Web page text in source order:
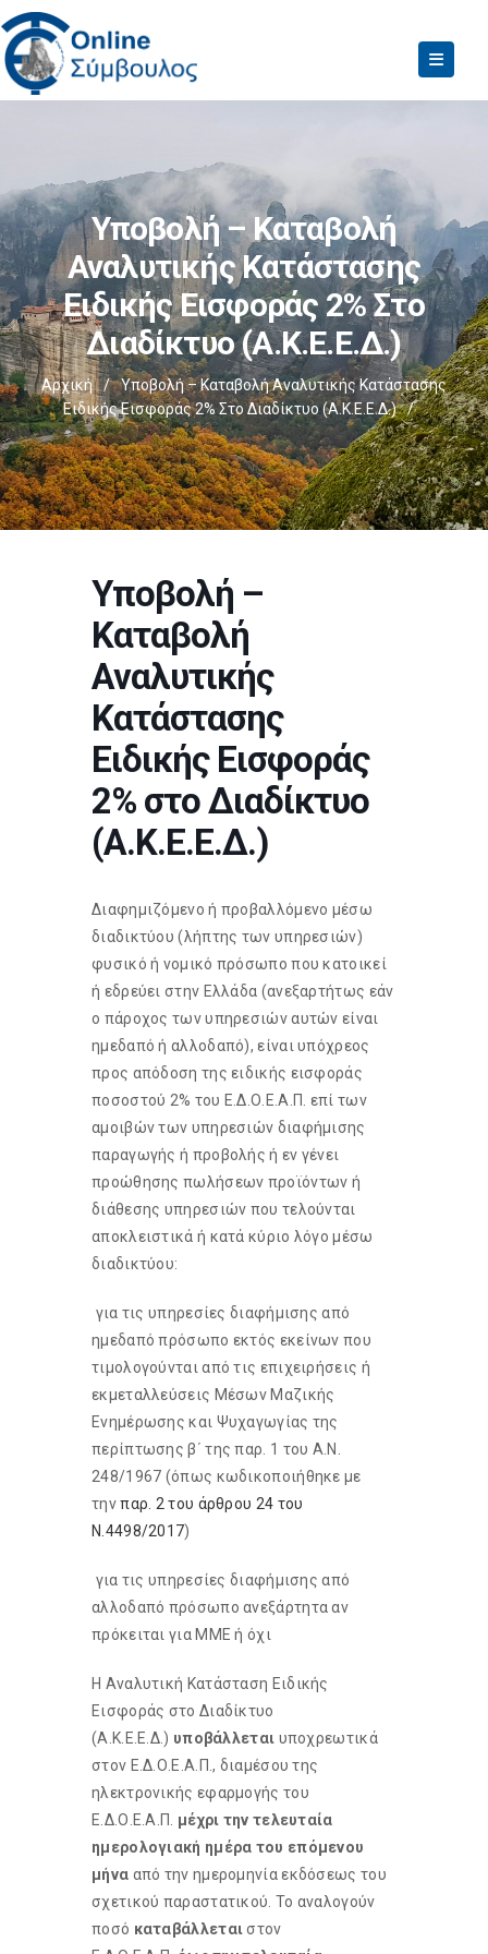
Υποβολή – Καταβολή
Αναλυτικής Κατάστασης
Ειδικής Εισφοράς 2% Στο
Διαδίκτυο (Α.Κ.Ε.Ε.Δ.)
Αρχική /
Υποβολή – Καταβολή Αναλυτικής Κατάστασης
Ειδικής Εισφοράς 2% Στο Διαδίκτυο (Α.Κ.Ε.Ε.Δ.)
/
Υποβολή –
Καταβολή
Αναλυτικής
Κατάστασης
Ειδικής Εισφοράς
2% στο Διαδίκτυο
(Α.Κ.Ε.Ε.Δ.)
Διαφημιζόμενο ή προβαλλόμενο μέσω
διαδικτύου (λήπτης των υπηρεσιών)
φυσικό ή νομικό πρόσωπο που κατοικεί
ή εδρεύει στην Ελλάδα (ανεξαρτήτως εάν
ο πάροχος των υπηρεσιών αυτών είναι
ημεδαπό ή αλλοδαπό), είναι υπόχρεος
προς απόδοση της ειδικής εισφοράς
ποσοστού 2% του Ε.Δ.Ο.Ε.Α.Π. επί των
αμοιβών των υπηρεσιών διαφήμισης
παραγωγής ή προβολής ή εν γένει
προώθησης πωλήσεων προϊόντων ή
διάθεσης υπηρεσιών που τελούνται
αποκλειστικά ή κατά κύριο λόγο μέσω
διαδικτύου:
 για τις υπηρεσίες διαφήμισης από
ημεδαπό πρόσωπο εκτός εκείνων που
τιμολογούνται από τις επιχειρήσεις ή
εκμεταλλεύσεις Μέσων Μαζικής
Ενημέρωσης και Ψυχαγωγίας της
περίπτωσης β΄ της παρ. 1 του A.N.
248/1967 (όπως κωδικοποιήθηκε με
τηνπαρ. 2 του άρθρου 24 του
Ν.4498/2017)
 για τις υπηρεσίες διαφήμισης από
αλλοδαπό πρόσωπο ανεξάρτητα αν
πρόκειται για ΜΜΕ ή όχι
Η Αναλυτική Κατάσταση Ειδικής
Εισφοράς στο Διαδίκτυο
(Α.Κ.Ε.Ε.Δ.) υποβάλλεται υποχρεωτικά
στον Ε.Δ.Ο.Ε.Α.Π., διαμέσου της
ηλεκτρονικής εφαρμογής του
Ε.Δ.Ο.Ε.Α.Π. μέχρι την τελευταία
ημερολογιακή ημέρα του επόμενου
μήνα από την ημερομηνία εκδόσεως του
σχετικού παραστατικού. Το αναλογούν
ποσό καταβάλλεταιστον